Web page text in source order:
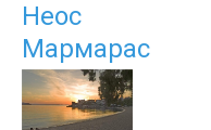
Неос
Мармарас